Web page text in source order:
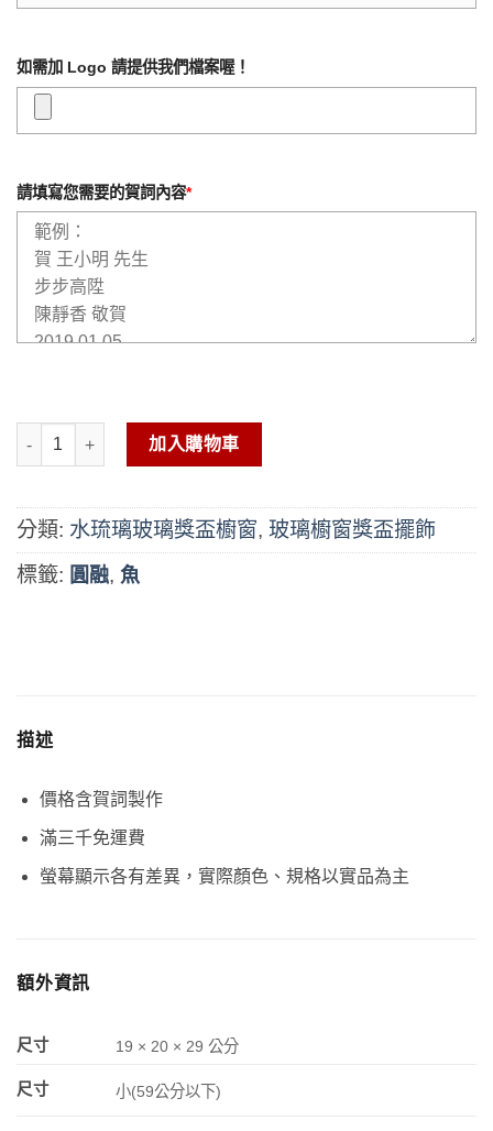
如需加 Logo 請提供我們檔案喔！
請填寫您需要的賀詞內容*
水琉璃玻璃櫥窗-圓融B 數量
加入購物車
分類: 水琉璃玻璃獎盃櫥窗, 玻璃櫥窗獎盃擺飾
標籤: 圓融, 魚
描述
價格含賀詞製作
滿三千免運費
螢幕顯示各有差異，實際顏色、規格以實品為主
額外資訊
尺寸 19 × 20 × 29 公分
尺寸 小(59公分以下)